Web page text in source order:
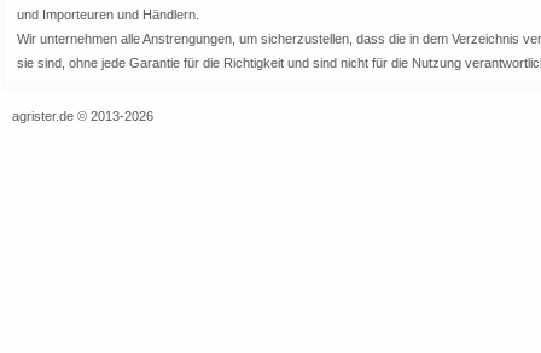
und Importeuren und Händlern.
Wir unternehmen alle Anstrengungen, um sicherzustellen, dass die in dem Verzeichnis
sie sind, ohne jede Garantie für die Richtigkeit und sind nicht für die Nutzung
agrister.de © 2013-2026